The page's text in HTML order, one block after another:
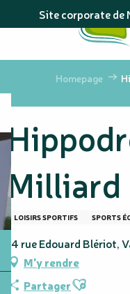
au
principal
Site corporate de
Homepage
Milliard
LOISIRS SPORTIFS SPORTS
14 rue Edouard Blériot,
M'y rendre
PartagerAjouter aux